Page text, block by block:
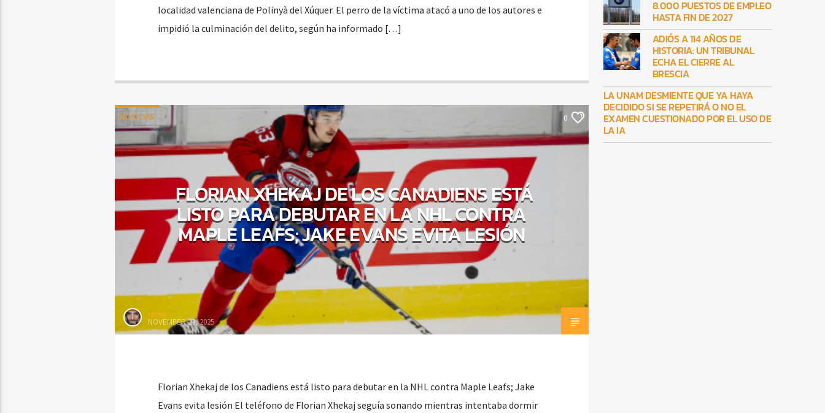
localidad valenciana de Polinyà del Xúquer. El perro de la víctima atacó a uno de los autores e
impidió la culminación del delito, según ha informado […]
NOTICIAS 0
FLORIAN XHEKAJ DE LOS CANADIENS ESTÁ
LISTO PARA DEBUTAR EN LA NHL CONTRA
MAPLE LEAFS; JAKE EVANS EVITA LESIÓN
rasco
NOVEMBER 23, 2025
Florian Xhekaj de los Canadiens está listo para debutar en la NHL contra Maple Leafs; Jake
Evans evita lesión El teléfono de Florian Xhekaj seguía sonando mientras intentaba dormir
8.000 PUESTOS DE EMPLEO
HASTA FIN DE 2027
ADIÓS A 114 AÑOS DE
HISTORIA: UN TRIBUNAL
ECHA EL CIERRE AL
BRESCIA
LA UNAM DESMIENTE QUE YA HAYA
DECIDIDO SI SE REPETIRÁ O NO EL
EXAMEN CUESTIONADO POR EL USO DE
LA IA